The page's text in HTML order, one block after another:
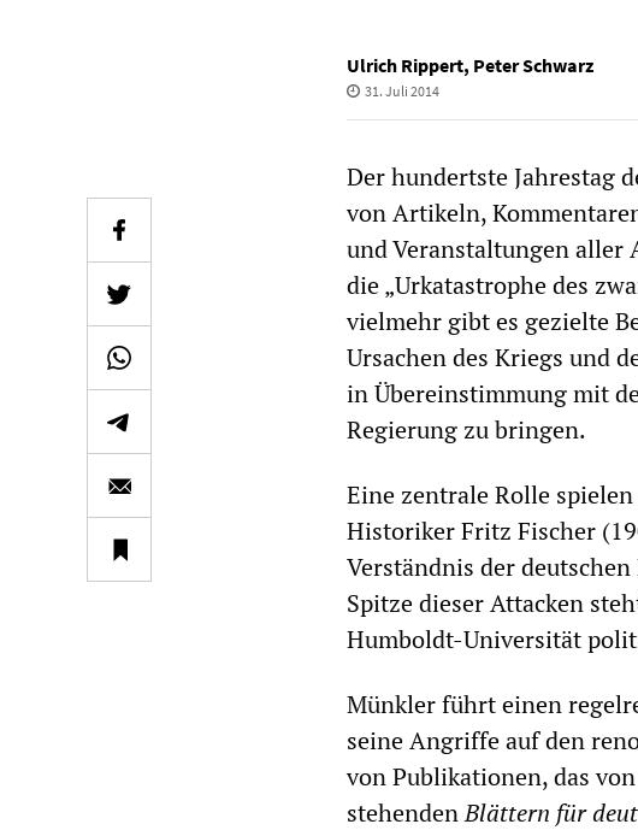
Ulrich Rippert, Peter Schwarz
31. Juli 2014
Der hundertste Jahrestag
von Artikeln,
und Veranstaltungen aller
die „Urkatastrophe des
vielmehr gibt es gezielte
Ursachen des Kriegs und
in Übereinstimmung mit
Regierung zu bringen.
Eine zentrale Rolle
Historiker Fritz Fischer
Verständnis der
Spitze dieser Attacken
Humboldt-Universität
Münkler führt einen
seine Angriffe auf den
von Publikationen, das
stehendenBlättern für